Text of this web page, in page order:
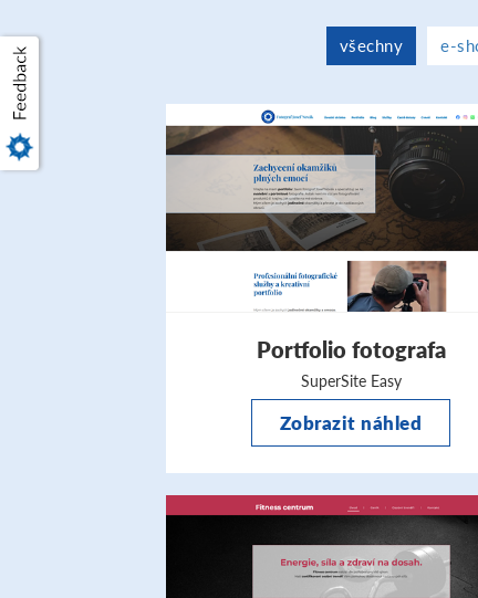
všechny e-
Portfolio fotografa
SuperSite Easy
Zobrazit náhled